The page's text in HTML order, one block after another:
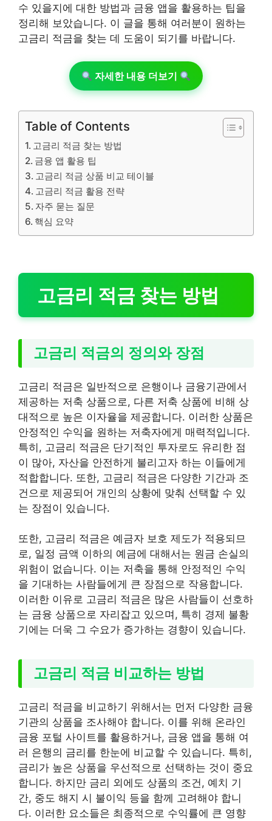
수 있을지에 대한 방법과 금융 앱을 활용하는 팁을
정리해 보았습니다. 이 글을 통해 여러분이 원하는
고금리 적금을 찾는 데 도움이 되기를 바랍니다.
자세한 내용 더보기
Table of Contents
고금리 적금 찾는 방법
금융 앱 활용 팁
고금리 적금 상품 비교 테이블
고금리 적금 활용 전략
자주 묻는 질문
핵심 요약
고금리 적금 찾는 방법
고금리 적금의 정의와 장점
고금리 적금은 일반적으로 은행이나 금융기관에서
제공하는 저축 상품으로, 다른 저축 상품에 비해 상
대적으로 높은 이자율을 제공합니다. 이러한 상품은
안정적인 수익을 원하는 저축자에게 매력적입니다.
특히, 고금리 적금은 단기적인 투자로도 유리한 점
이 많아, 자산을 안전하게 불리고자 하는 이들에게
적합합니다. 또한, 고금리 적금은 다양한 기간과 조
건으로 제공되어 개인의 상황에 맞춰 선택할 수 있
는 장점이 있습니다.
또한, 고금리 적금은 예금자 보호 제도가 적용되므
로, 일정 금액 이하의 예금에 대해서는 원금 손실의
위험이 없습니다. 이는 저축을 통해 안정적인 수익
을 기대하는 사람들에게 큰 장점으로 작용합니다.
이러한 이유로 고금리 적금은 많은 사람들이 선호하
는 금융 상품으로 자리잡고 있으며, 특히 경제 불황
기에는 더욱 그 수요가 증가하는 경향이 있습니다.
고금리 적금 비교하는 방법
고금리 적금을 비교하기 위해서는 먼저 다양한 금융
기관의 상품을 조사해야 합니다. 이를 위해 온라인
금융 포털 사이트를 활용하거나, 금융 앱을 통해 여
러 은행의 금리를 한눈에 비교할 수 있습니다. 특히,
금리가 높은 상품을 우선적으로 선택하는 것이 중요
합니다. 하지만 금리 외에도 상품의 조건, 예치 기
간, 중도 해지 시 불이익 등을 함께 고려해야 합니
다. 이러한 요소들은 최종적으로 수익률에 큰 영향